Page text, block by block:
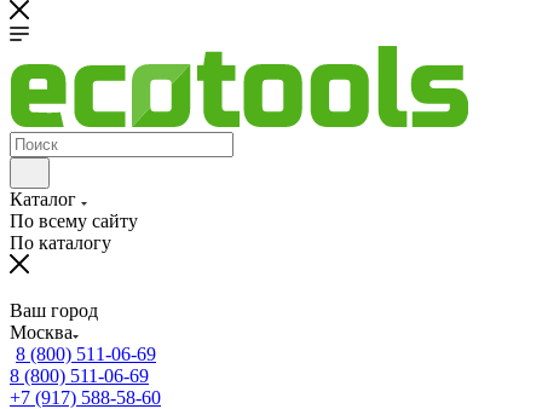
Каталог
По всему сайту
По каталогу
Ваш город
Москва
8 (800) 511-06-69
8 (800) 511-06-69
+7 (917) 588-58-60